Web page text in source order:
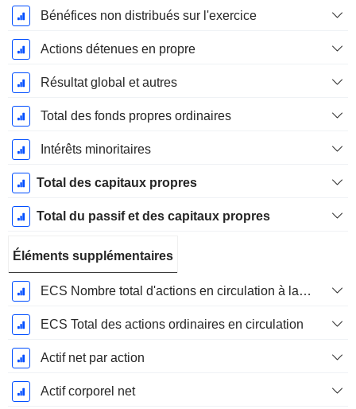
Bénéfices non distribués sur l'exercice
Actions détenues en propre
Résultat global et autres
Total des fonds propres ordinaires
Intérêts minoritaires
Total des capitaux propres
Total du passif et des capitaux propres
Éléments supplémentaires
ECS Nombre total d'actions en circulation à la date de dépôt
ECS Total des actions ordinaires en circulation
Actif net par action
Actif corporel net